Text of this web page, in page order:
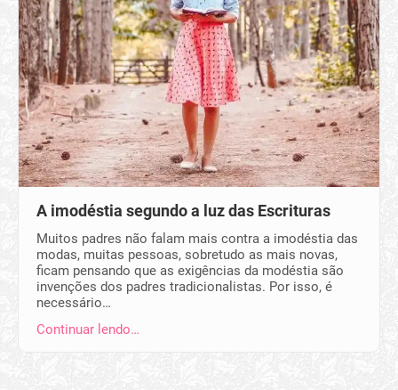
A imodéstia segundo a luz das Escrituras
Muitos padres não falam mais contra a imodéstia das
modas, muitas pessoas, sobretudo as mais novas,
ficam pensando que as exigências da modéstia são
invenções dos padres tradicionalistas. Por isso, é
necessário…
Continuar lendo…